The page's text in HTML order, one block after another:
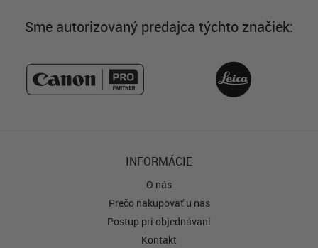
Sme autorizovaný predajca týchto značiek:
INFORMÁCIE
O nás
Prečo nakupovať u nás
Postup pri objednávaní
Kontakt